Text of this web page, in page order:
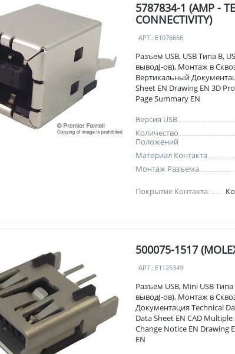
5787834-1 (AMP - TE
CONNECTIVITY)
АРТ.: E1076666
Разъем USB, USB Типа B,
вывод(-ов), Монтаж в
Вертикальный
Sheet EN Drawing EN 3D
Page Summary EN
Версия USB
Количество
Положений
Материал Контакта
Монтаж Разъема
Покрытие Контакта
500075-1517
АРТ.: E1125349
Разъем USB, Mini USB Типа
вывод(-ов), Монтаж в
Документация Technical
Data Sheet EN CAD
Change Notice EN Drawing
EN